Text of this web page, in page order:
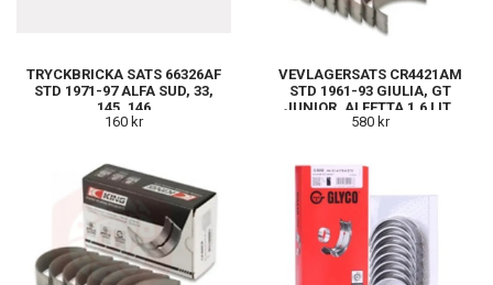
TRYCKBRICKA SATS 66326AF
STD 1971-97 ALFA SUD, 33,
145, 146
160 kr
VEVLAGERSATS CR4421AM
STD 1961-93 GIULIA, GT
JUNIOR, ALFETTA 1,6 LIT..
580 kr